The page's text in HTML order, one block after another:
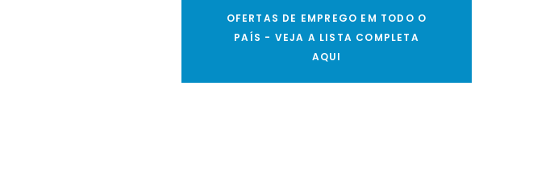
OFERTAS DE EMPREGO EM TODO O
PAÍS - VEJA A LISTA COMPLETA
AQUI